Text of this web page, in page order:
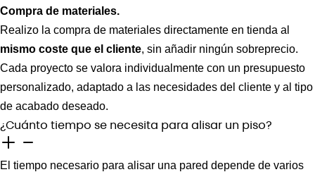
Compra de materiales.
Realizo la compra de materiales directamente en tienda al
mismo coste que el cliente, sin añadir ningún sobreprecio.
Cada proyecto se valora individualmente con un presupuesto
personalizado, adaptado a las necesidades del cliente y al tipo
de acabado deseado.
¿Cuánto tiempo se necesita para alisar un piso?
El tiempo necesario para alisar una pared depende de varios